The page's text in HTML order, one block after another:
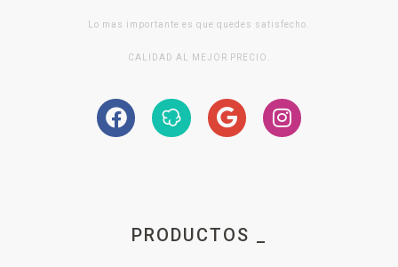
Lo mas importante es que quedes satisfecho.
CALIDAD AL MEJOR PRECIO.
PRODUCTOS _